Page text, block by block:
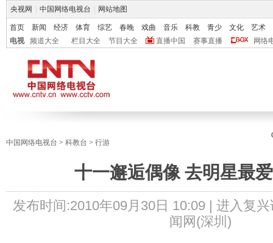
央视网 中国网络电视台 网站地图
首页 新闻 经济 体育 综艺 春晚 戏曲 音乐 科教 青少 文化
艺术
电视
频道大全 栏目大全 节目大全 直播中国 赛事直播 网络
中国网络电视台 > 科教台 > 行游
十一邂逅偶像 去明星最
发布时间:2010年09月30日 10:09 | 进入复兴
闻网(深圳)